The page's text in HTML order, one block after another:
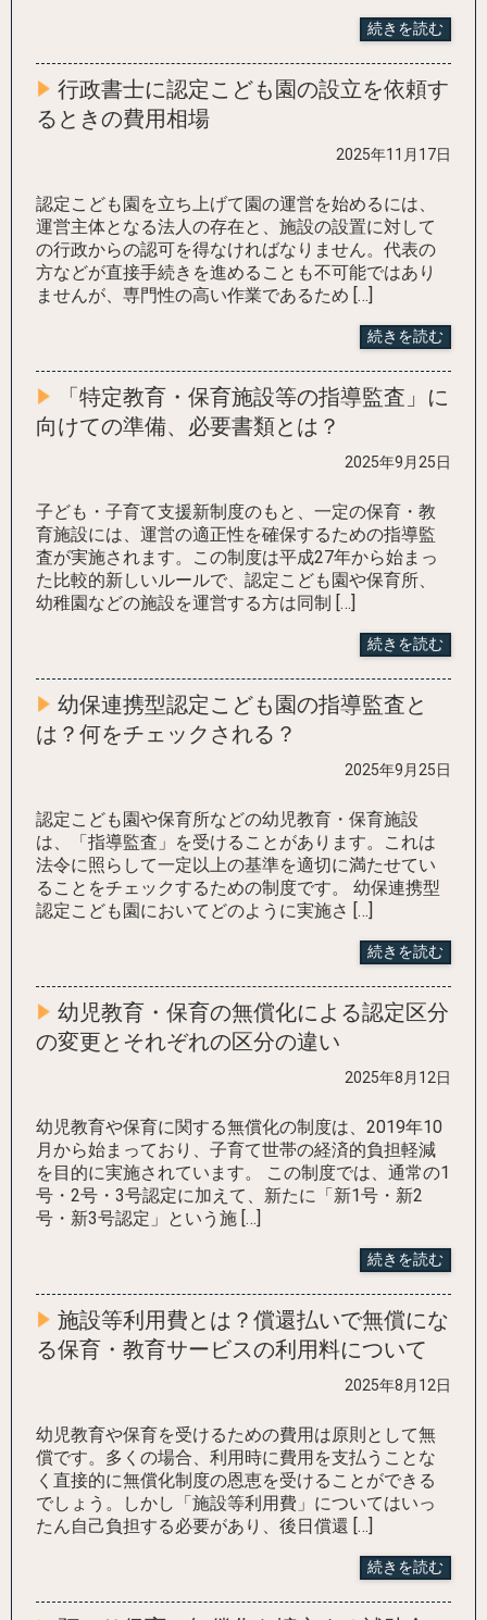
続きを読む
行政書士に認定こども園の設立を依頼す
るときの費用相場
2025年11月17日
認定こども園を立ち上げて園の運営を始めるには、
運営主体となる法人の存在と、施設の設置に対して
の行政からの認可を得なければなりません。代表の
方などが直接手続きを進めることも不可能ではあり
ませんが、専門性の高い作業であるため […]
続きを読む
「特定教育・保育施設等の指導監査」に
向けての準備、必要書類とは？
2025年9月25日
子ども・子育て支援新制度のもと、一定の保育・教
育施設には、運営の適正性を確保するための指導監
査が実施されます。この制度は平成27年から始まっ
た比較的新しいルールで、認定こども園や保育所、
幼稚園などの施設を運営する方は同制 […]
続きを読む
幼保連携型認定こども園の指導監査と
は？何をチェックされる？
2025年9月25日
認定こども園や保育所などの幼児教育・保育施設
は、「指導監査」を受けることがあります。これは
法令に照らして一定以上の基準を適切に満たせてい
ることをチェックするための制度です。 幼保連携型
認定こども園においてどのように実施さ […]
続きを読む
幼児教育・保育の無償化による認定区分
の変更とそれぞれの区分の違い
2025年8月12日
幼児教育や保育に関する無償化の制度は、2019年10
月から始まっており、子育て世帯の経済的負担軽減
を目的に実施されています。 この制度では、通常の1
号・2号・3号認定に加えて、新たに「新1号・新2
号・新3号認定」という施 […]
続きを読む
施設等利用費とは？償還払いで無償にな
る保育・教育サービスの利用料について
2025年8月12日
幼児教育や保育を受けるための費用は原則として無
償です。多くの場合、利用時に費用を支払うことな
く直接的に無償化制度の恩恵を受けることができる
でしょう。しかし「施設等利用費」についてはいっ
たん自己負担する必要があり、後日償還 […]
続きを読む